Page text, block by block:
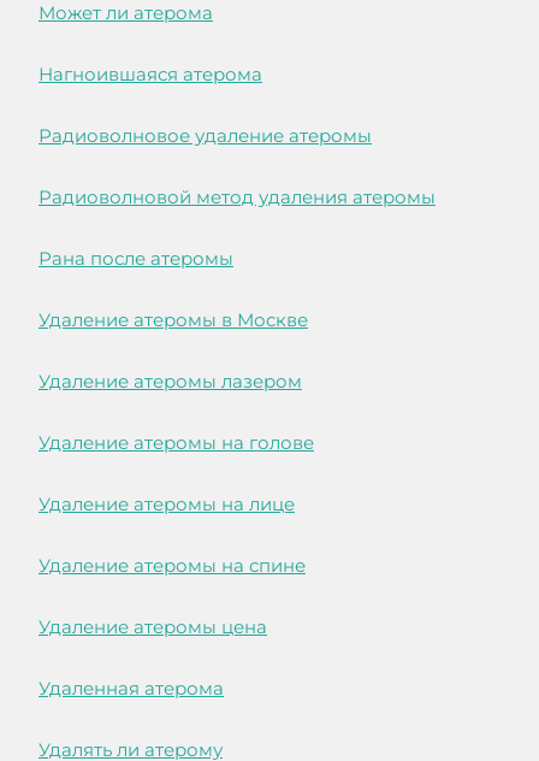
Может ли атерома
Нагноившаяся атерома
Радиоволновое удаление атеромы
Радиоволновой метод удаления атеромы
Рана после атеромы
Удаление атеромы в Москве
Удаление атеромы лазером
Удаление атеромы на голове
Удаление атеромы на лице
Удаление атеромы на спине
Удаление атеромы цена
Удаленная атерома
Удалять ли атерому